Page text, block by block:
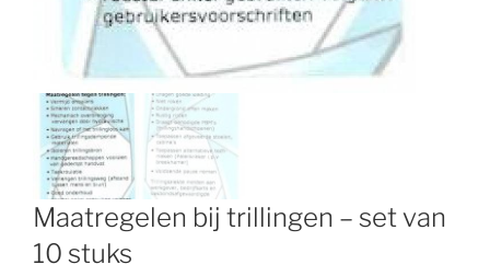
Maatregelen bij trillingen – set van
10 stuks